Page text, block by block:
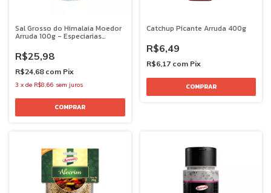
Sal Grosso do Himalaia Moedor
Arruda 100g - Especiarias
R$25,98
R$24,68 com Pix
3 x de R$8,66 sem juros
Catchup Picante Arruda 400g
R$6,49
R$6,17 com Pix